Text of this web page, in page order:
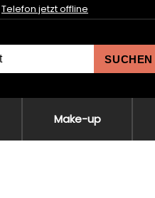
Telefon jetzt offline
SUCHEN
Make-up